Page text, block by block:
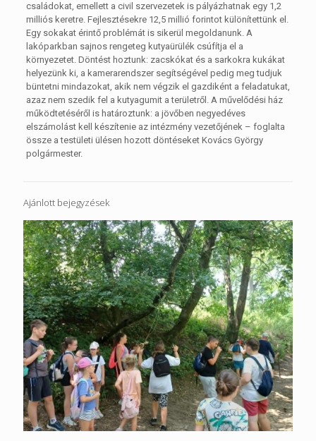
családokat, emellett a civil szervezetek is pályázhatnak egy 1,2
milliós keretre. Fejlesztésekre 12,5 millió forintot különítettünk el.
Egy sokakat érintő problémát is sikerül megoldanunk. A
lakóparkban sajnos rengeteg kutyaürülék csúfítja el a
környezetet. Döntést hoztunk: zacskókat és a sarkokra kukákat
helyezünk ki, a kamerarendszer segítségével pedig meg tudjuk
büntetni mindazokat, akik nem végzik el gazdiként a feladatukat,
azaz nem szedik fel a kutyagumit a területről. A művelődési ház
működtetéséről is határoztunk: a jövőben negyedéves
elszámolást kell készítenie az intézmény vezetőjének – foglalta
össze a testületi ülésen hozott döntéseket Kovács György
polgármester.
Ajánlott bejegyzések